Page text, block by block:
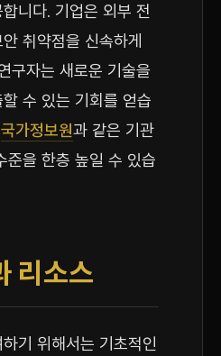
니다. 기업은 외부 전
취약점을 신속하게
구자는 새로운 기술을
수 있는 기회를 얻습
국가정보원과 같은 기관
준을 한층 높일 수 있습
리소스
기 위해서는 기초적인